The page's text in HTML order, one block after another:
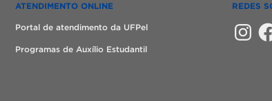
ATENDIMENTO ONLINE
Portal de atendimento da UFPel
Programas de Auxílio Estudantil
REDES
Instagram